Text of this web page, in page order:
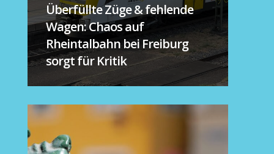
Überfüllte Züge & fehlende
Wagen: Chaos auf
Rheintalbahn bei Freiburg
sorgt für Kritik